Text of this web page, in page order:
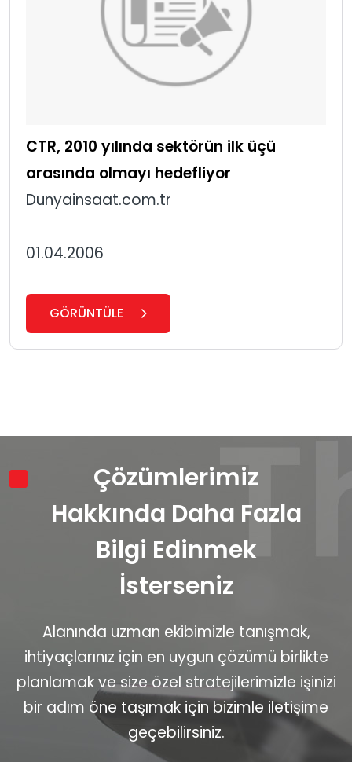
CTR, 2010 yılında sektörün ilk üçü
arasında olmayı hedefliyor
Dunyainsaat.com.tr
01.04.2006
GÖRÜNTÜLE
Çözümlerimiz
Hakkında Daha Fazla
Bilgi Edinmek
İsterseniz
Alanında uzman ekibimizle tanışmak,
ihtiyaçlarınız için en uygun çözümü birlikte
planlamak ve size özel stratejilerimizle işinizi
bir adım öne taşımak için bizimle iletişime
geçebilirsiniz.